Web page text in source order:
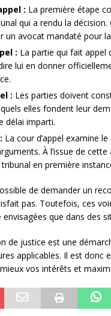
: La première étape
qui a rendu la
un avocat mandaté pour
: La partie qui fait appel
dire lui en donner
: Les parties doivent
elles fondent leur
délai imparti.
La cour d’appel examine
À l’issue de
en première
de demander un
pas. Toutefois, ces
que dans des
de justice est une
applicables. Il est donc
vos intérêts et